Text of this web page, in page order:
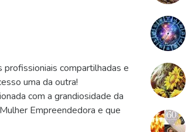
compartilhadas e
uma da outra!
com a grandiosidade da
Empreendedora e que